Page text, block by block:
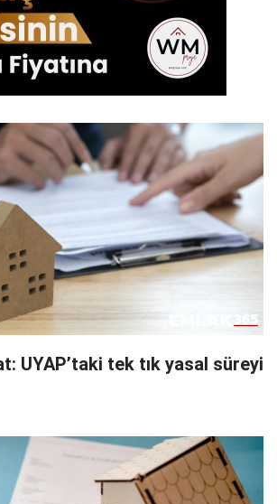
UYAP’taki tek tık yasal süreyi